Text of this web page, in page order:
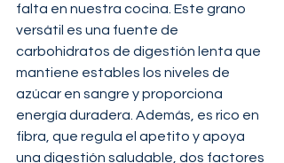
falta en nuestra cocina. Este grano
versátil es una fuente de
carbohidratos de digestión lenta que
mantiene estables los niveles de
azúcar en sangre y proporciona
energía duradera. Además, es rico en
fibra, que regula el apetito y apoya
una digestión saludable, dos factores